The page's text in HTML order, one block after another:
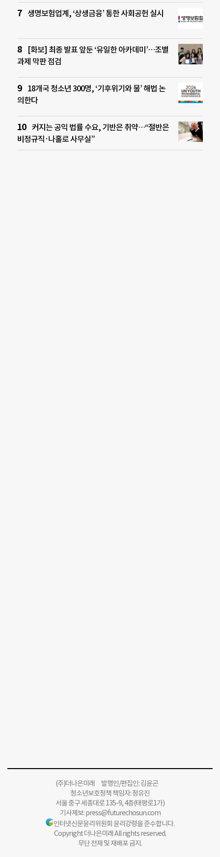
생명보험업계, ‘상생금융’ 통한 사회공헌 실시
[화보] 최종 발표 앞둔 ‘유일한 아카데미’…조별
과제 막판 점검
18개국 청소년 300명, ‘기후위기와 물’ 해법 논
의한다
커지는 공익 법률 수요, 기반은 취약…“절반은
비정규직·나홀로 사무실”
(주)더나은미래 발행인/편집인: 김윤곤
청소년보호정책 책임자: 정유진
서울 중구 세종대로 135-9, 4층(태평로1가)
기사제보:press@futurechosun.com
인터넷신문윤리위원회 윤리강령을 준수합니다.
Copyright 더나은미래 All rights reserved.
무단 전재 및 재배포 금지.